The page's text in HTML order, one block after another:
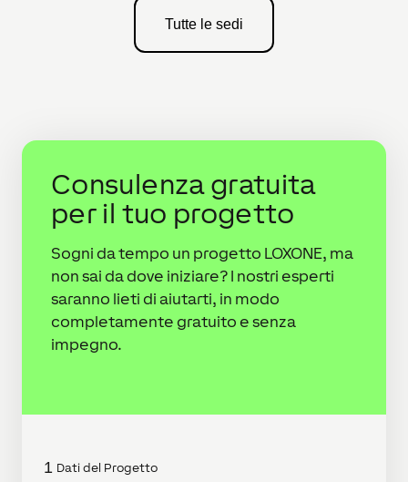
Tutte le sedi
Consulenza gratuita
per il tuo progetto
Sogni da tempo un progetto LOXONE, ma
non sai da dove iniziare? I nostri esperti
saranno lieti di aiutarti, in modo
completamente gratuito e senza
impegno.
1 Dati del Progetto